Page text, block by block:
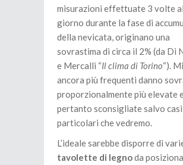
misurazioni effettuate 3 volte al
giorno durante la fase di
della nevicata, originano una
sovrastima di circa il 2% (da Di
e Mercalli “Il clima di Torino“).
ancora più frequenti danno
proporzionalmente più elevate
pertanto sconsigliate salvo casi
particolari che vedremo.
L’ideale sarebbe disporre di
tavolette di legnoda